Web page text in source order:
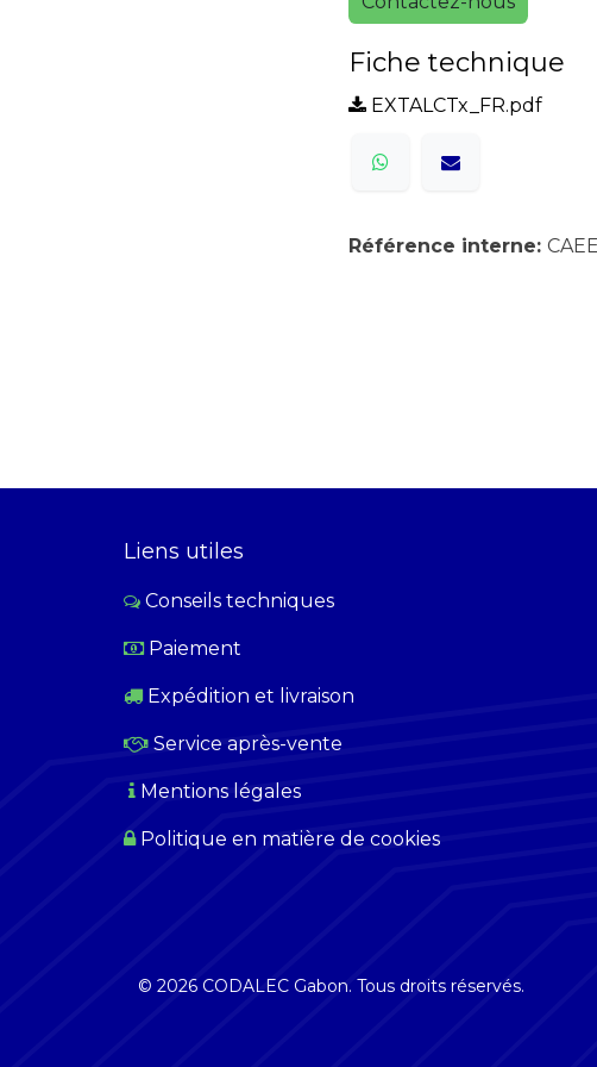
Fiche technique
EXTALCTx_FR.pdf
Référence interne:
Liens utiles
Conseils techniques
Paiement
Expédition et livraison
Service après-vente
Mentions légales
Politique en matière de cookies
© 2026 CODALEC Gabon. Tous droits réservés.